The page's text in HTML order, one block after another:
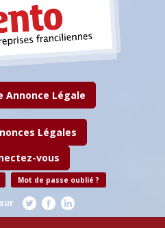
Annonce Légale
Légales
vous
Mot de passe oublié ?